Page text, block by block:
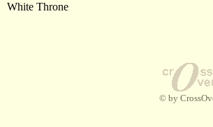
White Throne
© by